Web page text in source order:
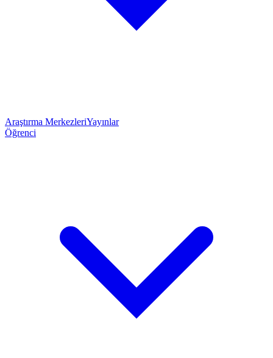
Araştırma MerkezleriYayınlar
Öğrenci